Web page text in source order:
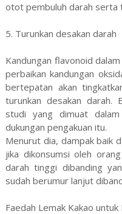
otot pembuluh darah serta
5. Turunkan desakan darah
Kandungan flavonoid
perbaikan kandungan
bertepatan akan
turunkan desakan darah.
studi yang dimuat
dukungan pengakuan itu.
Menurut dia, dampak baik
jika dikonsumsi oleh
darah tinggi dibanding
sudah berumur lanjut
Faedah Lemak Kakao untuk